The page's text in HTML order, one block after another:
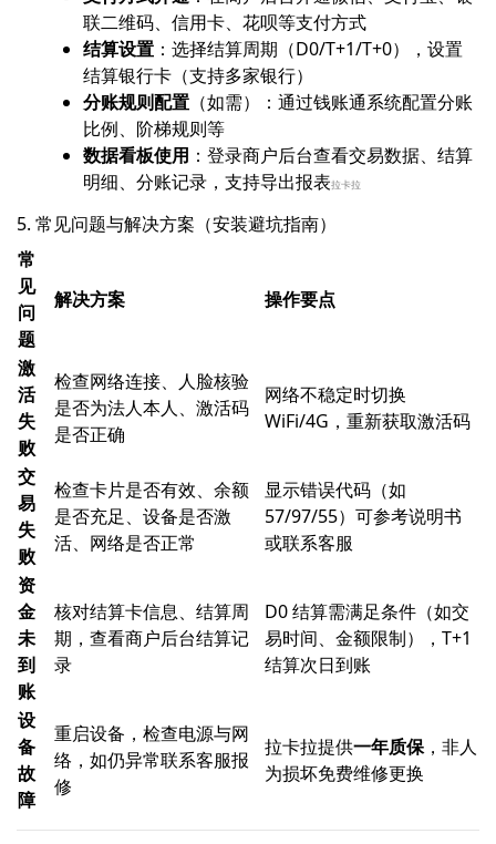
联二维码、信用卡、花呗等支付方式
结算设置 ：选择结算周期（D0/T+1/T+0），设置
结算银行卡（支持多家银行）
分账规则配置 （如需）：通过钱账通系统配置分账
比例、阶梯规则等
数据看板使用 ：登录商户后台查看交易数据、结算
明细、分账记录，支持导出报表拉卡拉
5. 常见问题与解决方案（安装避坑指南）
常
见
问
题
解决方案 操作要点
激
活
失
败
检查网络连接、人脸核验
是否为法人本人、激活码
是否正确
网络不稳定时切换
WiFi/4G，重新获取激活码
交
易
失
败
检查卡片是否有效、余额
是否充足、设备是否激
活、网络是否正常
显示错误代码（如
57/97/55）可参考说明书
或联系客服
资
金
未
到
账
核对结算卡信息、结算周
期，查看商户后台结算记
录
D0 结算需满足条件（如交
易时间、金额限制），T+1
结算次日到账
设
备
故
障
重启设备，检查电源与网
络，如仍异常联系客服报
修
拉卡拉提供一年质保，非人
为损坏免费维修更换